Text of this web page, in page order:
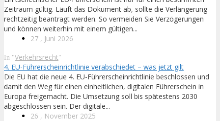
Zeitraum gültig. Läuft das Dokument ab, sollte die Verlängerung
rechtzeitig beantragt werden. So vermeiden Sie Verzögerungen
und können weiterhin mit einem gültigen...
27 , Juni 2026
In "Verkehrsrecht"
4. EU-Führerscheinrichtlinie verabschiedet – was jetzt gilt
Die EU hat die neue 4. EU-Führerscheinrichtlinie beschlossen und
damit den Weg für einen einheitlichen, digitalen Führerschein in
Europa freigemacht. Die Umsetzung soll bis spätestens 2030
abgeschlossen sein. Der digitale...
26 , November 2025